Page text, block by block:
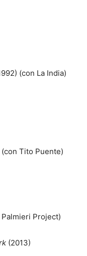
(con La India)
Tito Puente)
Project)
(2013)